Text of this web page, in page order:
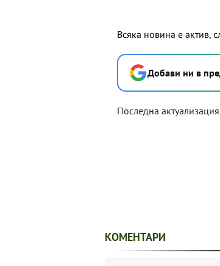
Всяка новина е актив,
Добави ни в
Последна
КОМЕНТАРИ